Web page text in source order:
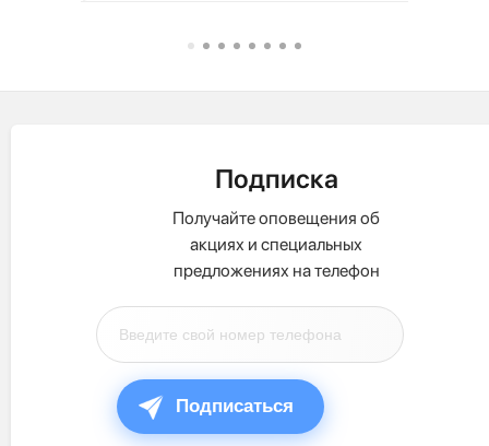
Подписка
Получайте оповещения об
акциях и специальных
предложениях на телефон
Подписаться